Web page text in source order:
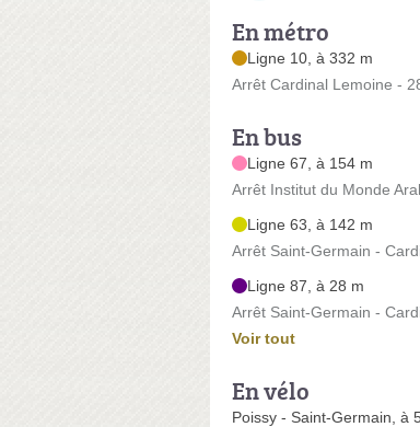
En métro
Ligne 10, à 332 m
Arrêt Cardinal Lemoine -
En bus
Ligne 67, à 154 m
Arrêt Institut du Monde
Ligne 63, à 142 m
Arrêt Saint-Germain -
Ligne 87, à 28 m
Arrêt Saint-Germain -
Voir tout
En vélo
Poissy - Saint-Germain, à